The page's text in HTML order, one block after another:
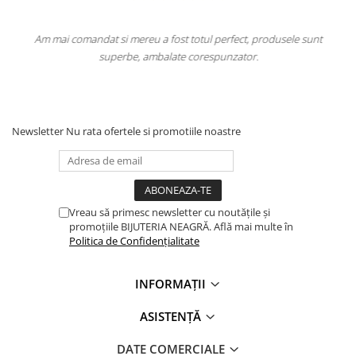
Am mai comandat si mereu a fost totul perfect, produsele sunt
superbe, ambalate corespunzator.
Newsletter Nu rata ofertele si promotiile noastre
Vreau să primesc newsletter cu noutățile și
promoțiile BIJUTERIA NEAGRĂ. Află mai multe în
Politica de Confidențialitate
INFORMAȚII
ASISTENȚĂ
DATE COMERCIALE